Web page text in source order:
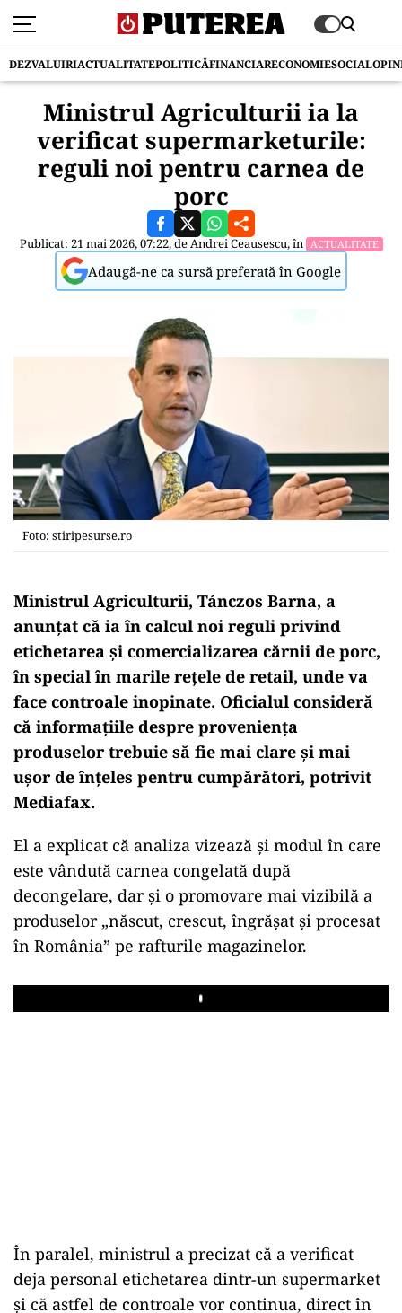
DEZVALUIRIACTUALITATEPOLITICĂFINANCIARECONOMIESOCIAL
Ministrul Agriculturii ia la
verificat supermarketurile:
reguli noi pentru carnea de
porc
Publicat: 21 mai 2026, 07:22, deAndrei Ceausescu, în ACTUALITATE
Adaugă-ne ca sursă preferată în Google
Foto: stiripesurse.ro
Ministrul Agriculturii, Tánczos Barna, a
anunțat că ia în calcul noi reguli privind
etichetarea și comercializarea cărnii de porc,
în special în marile rețele de retail, unde va
face controale inopinate. Oficialul consideră
că informațiile despre proveniența
produselor trebuie să fie mai clare și mai
ușor de înțeles pentru cumpărători, potrivit
Mediafax.
El a explicat că analiza vizează și modul în care
este vândută carnea congelată după
decongelare, dar și o promovare mai vizibilă a
produselor „născut, crescut, îngrășat și procesat
în România” pe rafturile magazinelor.
Play
În paralel, ministrul a precizat că a verificat
deja personal etichetarea dintr-un supermarket
și că astfel de controale vor continua, direct în